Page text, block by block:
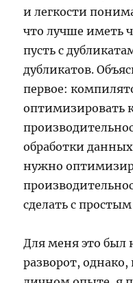
и легкости
что лучше иметь
пусть с
дубликатов.
первое:
оптимизировать
обработки
нужно
сделать с
Для меня это
разворот,